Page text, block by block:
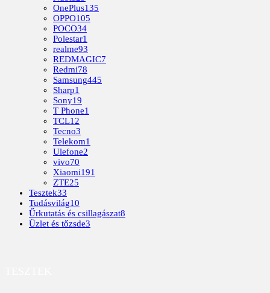
OnePlus135
OPPO105
POCO34
Polestar1
realme93
REDMAGIC7
Redmi78
Samsung445
Sharp1
Sony19
T Phone1
TCL12
Tecno3
Telekom1
Ulefone2
vivo70
Xiaomi191
ZTE25
Tesztek33
Tudásvilág10
Űrkutatás és csillagászat8
Üzlet és tőzsde3